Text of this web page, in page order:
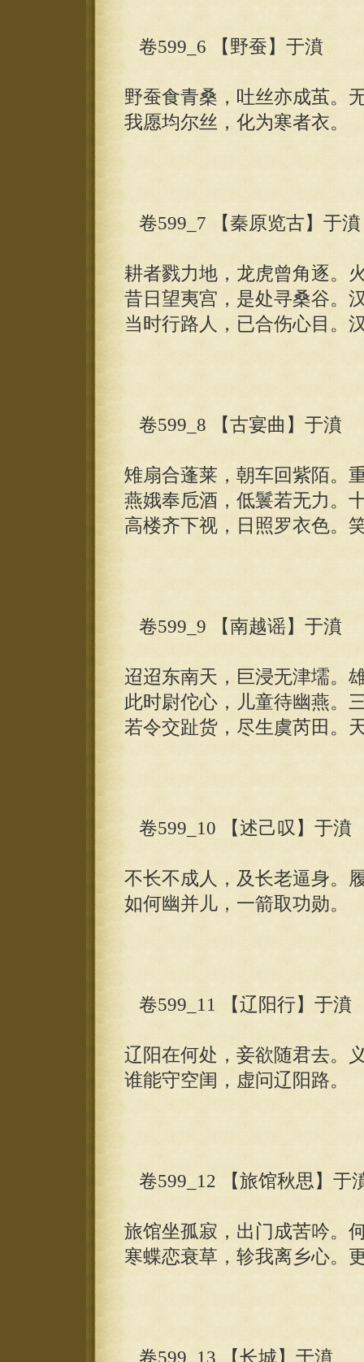
卷599_6 【野蚕】于濆
野蚕食青桑，吐丝亦成茧。
我愿均尔丝，化为寒者衣。
卷599_7 【秦原览古】于濆
耕者戮力地，龙虎曾角逐。
昔日望夷宫，是处寻桑谷。
当时行路人，已合伤心目。
卷599_8 【古宴曲】于濆
雉扇合蓬莱，朝车回紫陌。
燕娥奉卮酒，低鬟若无力。
高楼齐下视，日照罗衣色。
卷599_9 【南越谣】于濆
迢迢东南天，巨浸无津壖。
此时尉佗心，儿童待幽燕。
若令交趾货，尽生虞芮田。
卷599_10 【述己叹】于濆
不长不成人，及长老逼身。
如何幽并儿，一箭取功勋。
卷599_11 【辽阳行】于濆
辽阳在何处，妾欲随君去。
谁能守空闺，虚问辽阳路。
卷599_12 【旅馆秋思】于
旅馆坐孤寂，出门成苦吟。
寒蝶恋衰草，轸我离乡心。
卷599_13 【长城】于濆